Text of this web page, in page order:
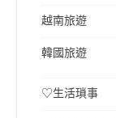
越南旅遊
韓國旅遊
♡生活瑣事